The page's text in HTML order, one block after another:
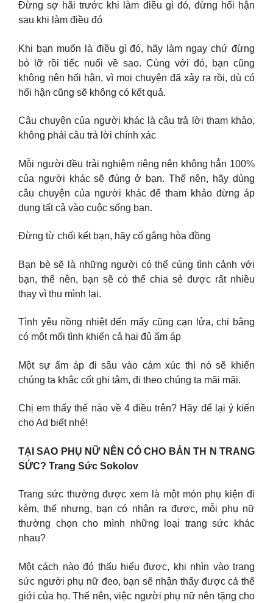
Đừng sợ hãi trước khi làm điều gì đó, đừng hối hận
sau khi làm điều đó
Khi bạn muốn là điều gì đó, hãy làm ngay chứ đừng
bỏ lỡ rồi tiếc nuối về sao. Cùng với đó, bạn cũng
không nên hối hận, vì mọi chuyện đã xảy ra rồi, dù có
hối hận cũng sẽ không có kết quả.
Câu chuyện của người khác là câu trả lời tham khảo,
không phải câu trả lời chính xác
Mỗi người đều trải nghiệm riêng nên không hẳn 100%
của người khác sẽ đúng ở bạn. Thế nên, hãy dùng
câu chuyện của người khác để tham khảo đừng áp
dụng tất cả vào cuộc sống bạn.
Đừng từ chối kết bạn, hãy cố gắng hòa đồng
Bạn bè sẽ là những người có thể cùng tình cảnh với
bạn, thế nên, bạn sẽ có thể chia sẻ được rất nhiều
thay vì thu mình lại.
Tình yêu nồng nhiệt đến mấy cũng cạn lửa, chi bằng
có một mối tình khiến cả hai đủ ấm áp
Một sự ấm áp đi sâu vào cảm xúc thì nó sẽ khiến
chúng ta khắc cốt ghi tâm, đi theo chúng ta mãi mãi.
Chị em thấy thế nào về 4 điều trên? Hãy để lại ý kiến
cho Ad biết nhé!
TẠI SAO PHỤ NỮ NÊN CÓ CHO BẢN TH N TRANG
SỨC? Trang Sức Sokolov
Trang sức thường được xem là một món phụ kiện đi
kèm, thế nhưng, bạn có nhận ra được, mỗi phụ nữ
thường chọn cho mình những loại trang sức khác
nhau?
Một cách nào đó thấu hiểu được, khi nhìn vào trang
sức người phụ nữ đeo, bạn sẽ nhận thấy được cả thế
giới của họ. Thế nên, việc người phụ nữ nên tặng cho